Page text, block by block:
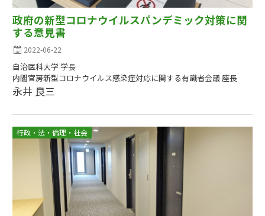
政府の新型コロナウイルスパンデミック対策に関
する意見書
2022-06-22
自治医科大学 学長
内閣官房新型コロナウイルス感染症対応に関する有識者会議 座長
永井 良三
行政・法・倫理・社会